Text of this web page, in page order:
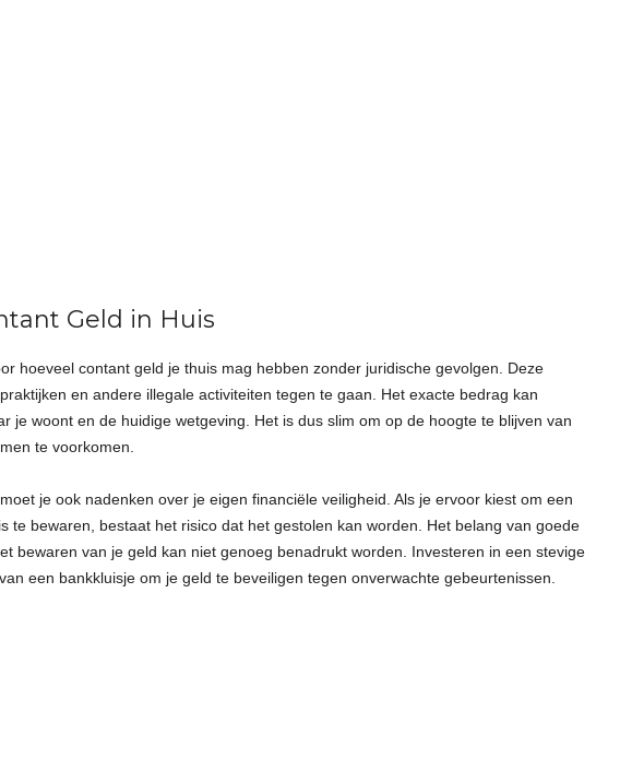
Geld in Huis
hoeveel contant geld je thuis mag hebben zonder juridische gevolgen. Deze
en andere illegale activiteiten tegen te gaan. Het exacte bedrag kan
je woont en de huidige wetgeving. Het is dus slim om op de hoogte te blijven van
te voorkomen.
je ook nadenken over je eigen financiële veiligheid. Als je ervoor kiest om een
te bewaren, bestaat het risico dat het gestolen kan worden. Het belang van goede
bewaren van je geld kan niet genoeg benadrukt worden. Investeren in een stevige
een bankkluisje om je geld te beveiligen tegen onverwachte gebeurtenissen.